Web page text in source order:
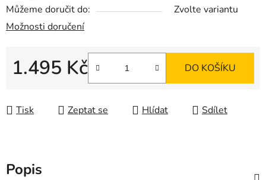
Můžeme doručit do:
Zvolte variantu
Možnosti doručení
1.495 Kč DO KOŠÍKU
Tisk Zeptat se Hlídat Sdílet
Popis